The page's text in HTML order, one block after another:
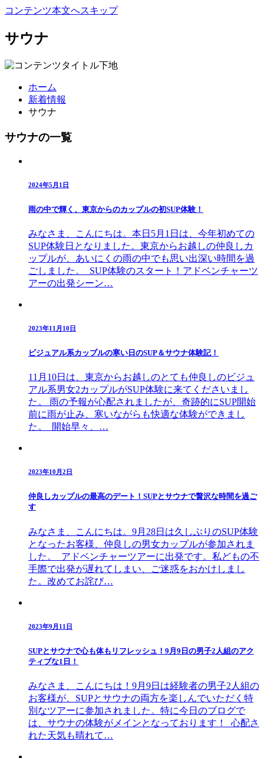
コンテンツ本文へスキップ
サウナ
ホーム
新着情報
サウナ
サウナの一覧
2024年5月1日
雨の中で輝く、東京からのカップルの初SUP体験！
みなさま、こんにちは。本日5月1日は、今年初めての
SUP体験日となりました。東京からお越しの仲良しカ
ップルが、あいにくの雨の中でも思い出深い時間を過
ごしました。 SUP体験のスタート！アドベンチャーツ
アーの出発シーン…
2023年11月10日
ビジュアル系カップルの寒い日のSUP＆サウナ体験記！
11月10日は、東京からお越しのとても仲良しのビジュ
アル系男女2カップルがSUP体験に来てくださいまし
た。 雨の予報が心配されましたが、奇跡的にSUP開始
前に雨が止み、寒いながらも快適な体験ができまし
た。 開始早々、…
2023年10月2日
仲良しカップルの最高のデート！SUPとサウナで贅沢な時間を過ご
す
みなさま、こんにちは。9月28日は久しぶりのSUP体験
となったお客様、仲良しの男女カップルが参加されま
した。 アドベンチャーツアーに出発です。私どもの不
手際で出発が遅れてしまい、ご迷惑をおかけしまし
た。改めてお詫び…
2023年9月11日
SUPとサウナで心も体もリフレッシュ！9月9日の男子2人組のアク
ティブな1日！
みなさま、こんにちは！9月9日は経験者の男子2人組の
お客様が、SUPとサウナの両方を楽しんでいただく特
別なツアーに参加されました。特に今日のブログで
は、サウナの体験がメインとなっております！ 心配さ
れた天気も晴れて…